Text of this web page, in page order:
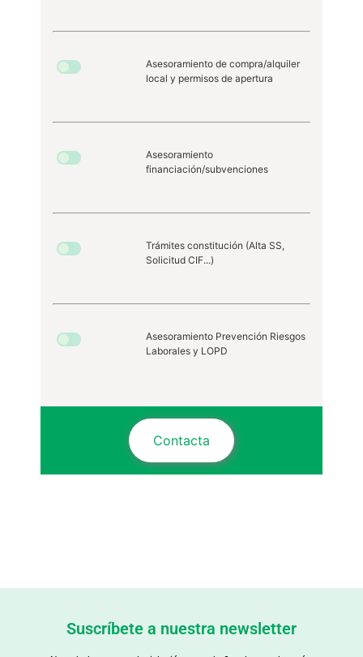
Asesoramiento de compra/alquiler
local y permisos de apertura
Asesoramiento
financiación/subvenciones
Trámites constitución (Alta SS,
Solicitud CIF...)
Asesoramiento Prevención Riesgos
Laborales y LOPD
Contacta
Suscríbete a nuestra newsletter